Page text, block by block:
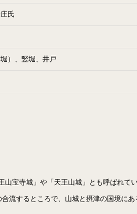
氏
）、竪堀、井戸
山宝寺城」や「天王山城」とも呼ばれて
流するところで、山城と摂津の国境に